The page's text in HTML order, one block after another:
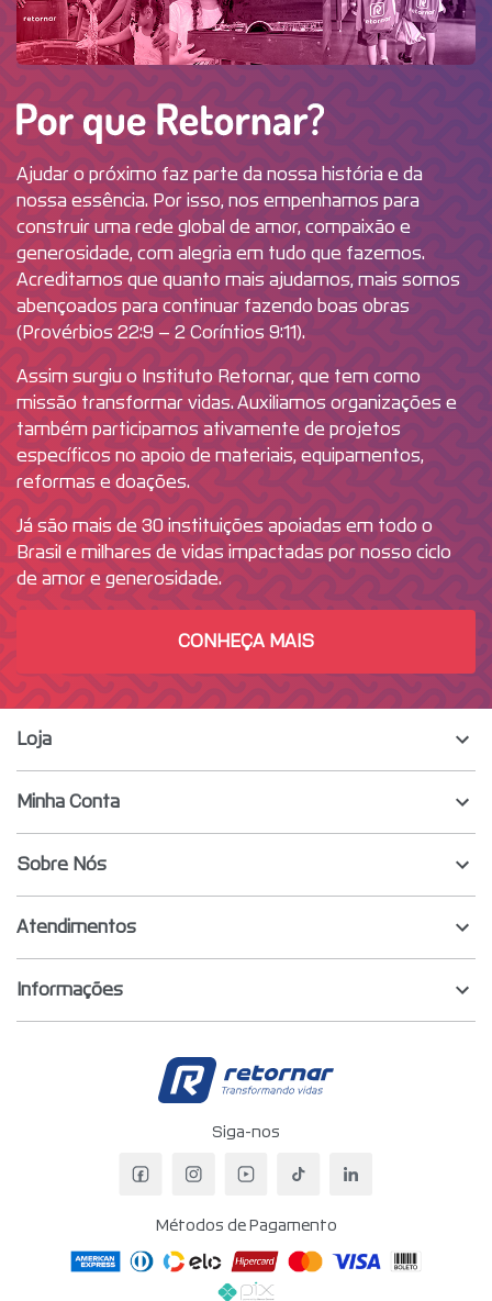
Por que
Ajudar o próximo faz parte da nossa história e da
nossa essência. Por isso, nos empenhamos para
construir uma rede global de amor, compaixão e
generosidade, com alegria em tudo que fazemos.
Acreditamos que quanto mais ajudamos, mais somos
abençoados para continuar fazendo boas obras
(Provérbios 22:9 – 2 Coríntios 9:11).
Assim surgiu o Instituto Retornar, que tem como
missão transformar vidas. Auxiliamos organizações e
também participamos ativamente de projetos
específicos no apoio de materiais, equipamentos,
reformas e doações.
Já são mais de 30 instituições apoiadas em todo o
Brasil e milhares de vidas impactadas por nosso ciclo
de amor e generosidade.
CONHEÇA MAIS
Loja
Minha Conta
Sobre Nós
Atendimentos
Informações
Retornar -
Siga-nos
Facebook da Retornar
Instagram da Retornar
YouTube da Retornar
TikTok da Retornar
Métodos de Pagamento